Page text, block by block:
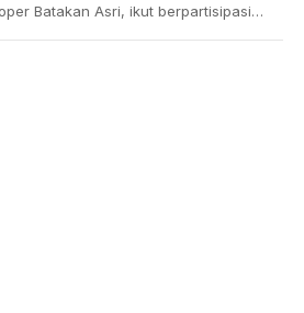
Batakan Asri, ikut berpartisipasi